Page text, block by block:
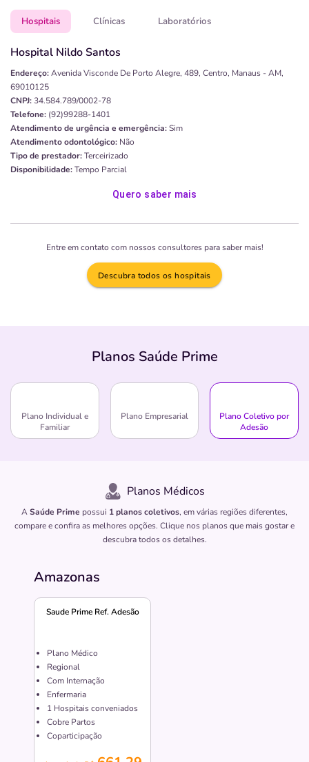
Hospitais Clínicas Laboratórios
Hospital Nildo Santos
Endereço:Avenida Visconde De Porto Alegre, 489, Centro, Manaus - AM,
69010125
CNPJ:34.584.789/0002-78
Telefone: (92)99288-1401
Atendimento de urgência e emergência:Sim
Atendimento odontológico: Não
Tipo de prestador:Terceirizado
Disponibilidade:Tempo Parcial
Quero saber mais
Entre em contato com nossos consultores para saber mais!
Descubra todos os hospitais
Planos Saúde Prime
Plano Individual e
Familiar
Plano Empresarial
Plano Coletivo por
Adesão
Planos Médicos
ASaúde Prime possui 1 planos coletivos, em várias regiões diferentes,
compare e confira as melhores opções. Clique nos planos que mais gostar e
descubra todos os detalhes.
Amazonas
Saude Prime Ref. Adesão
Plano Médico
Regional
Com Internação
Enfermaria
1 Hospitais conveniados
Cobre Partos
Coparticipação